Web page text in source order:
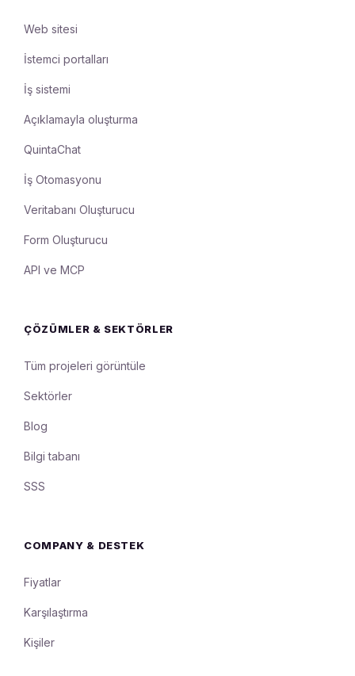
Web sitesi
İstemci portalları
İş sistemi
Açıklamayla oluşturma
QuintaChat
İş Otomasyonu
Veritabanı Oluşturucu
Form Oluşturucu
API ve MCP
ÇÖZÜMLER & SEKTÖRLER
Tüm projeleri görüntüle
Sektörler
Blog
Bilgi tabanı
SSS
COMPANY & DESTEK
Fiyatlar
Karşılaştırma
Kişiler